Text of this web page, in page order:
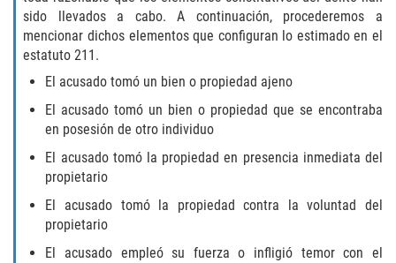
Desviación Informal Juvenil
Delitos por los cuales un Menor
puede ser Juzgado como Adulto
División de Justicia Juvenil
Libertad Condicional para Menores
Petición Aceptada
sido llevados a cabo. A continuación, procederemos a
mencionar dichos elementos que configuran lo estimado en el
estatuto 211.
El acusado tomó un bien o propiedad ajeno
El acusado tomó un bien o propiedad que se encontraba
en posesión de otro individuo
El acusado tomó la propiedad en presencia inmediata del
propietario
El acusado tomó la propiedad contra la voluntad del
propietario
El acusado empleó su fuerza o infligió temor con el